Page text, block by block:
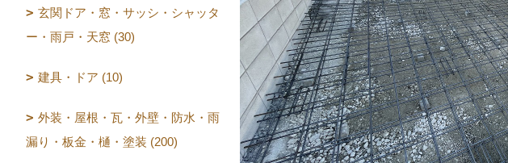
玄関ドア・窓・サッシ・シャッタ
ー・雨戸・天窓 (30)
建具・ドア (10)
外装・屋根・瓦・外壁・防水・雨
漏り・板金・樋・塗装 (200)